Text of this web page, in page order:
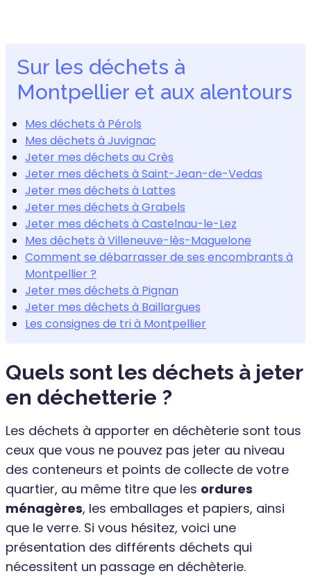
Sur les déchets à
Montpellier et aux alentours
Mes déchets à Pérols
Mes déchets à Juvignac
Jeter mes déchets au Crès
Jeter mes déchets à Saint-Jean-de-Vedas
Jeter mes déchets à Lattes
Jeter mes déchets à Grabels
Jeter mes déchets à Castelnau-le-Lez
Mes déchets à Villeneuve-lès-Maguelone
Comment se débarrasser de ses encombrants à
Montpellier ?
Jeter mes déchets à Pignan
Jeter mes déchets à Baillargues
Les consignes de tri à Montpellier
Quels sont les déchets à jeter
en déchetterie ?
Les déchets à apporter en déchèterie sont tous
ceux que vous ne pouvez pas jeter au niveau
des conteneurs et points de collecte de votre
quartier, au même titre que les ordures
ménagères, les emballages et papiers, ainsi
que le verre. Si vous hésitez, voici une
présentation des différents déchets qui
nécessitent un passage en déchèterie.